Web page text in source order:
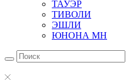
ТАУЭР
ТИВОЛИ
ЭШЛИ
ЮНОНА МН